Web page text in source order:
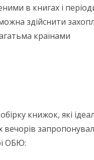
в книгах і
здійснити
країнами
книжок, які
ОБЮ: